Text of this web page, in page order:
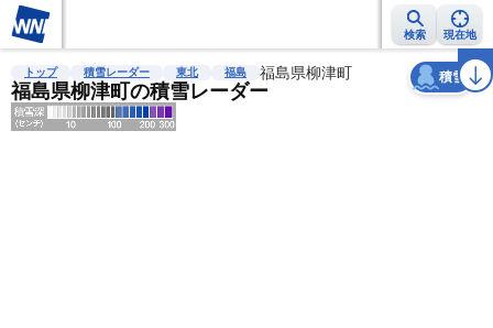
検索 現在地
雨雲レーダー 台風情報 地震情報 警報・注意報 2週間天気 ラ
トップ 積雪レーダー 東北 福島 福島県柳津町
福島県柳津町の積雪レーダー
積雪
天気 台風